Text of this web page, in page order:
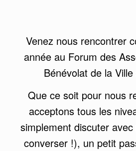
Venez nous rencontrer
année au Forum des
Bénévolat de la
Que ce soit pour nous
acceptons tous les
simplement discuter
converser !), un petit